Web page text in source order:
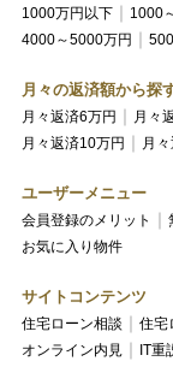
1000万円以下 1000
4000～5000万円
月々の返済額から探
月々返済6万円 月々
月々返済10万円
月
ユーザーメニュー
会員登録のメリット
お気に入り物件
サイトコンテンツ
住宅ローン相談 住宅
オンライン内見
IT重